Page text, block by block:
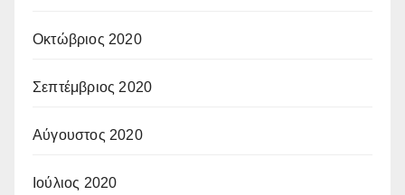
Οκτώβριος 2020
Σεπτέμβριος 2020
Αύγουστος 2020
Ιούλιος 2020